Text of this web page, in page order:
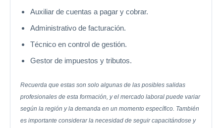
Auxiliar de cuentas a pagar y cobrar.
Administrativo de facturación.
Técnico en control de gestión.
Gestor de impuestos y tributos.
Recuerda que estas son solo algunas de las posibles salidas
profesionales de esta formación, y el mercado laboral puede variar
según la región y la demanda en un momento específico. También
es importante considerar la necesidad de seguir capacitándose y